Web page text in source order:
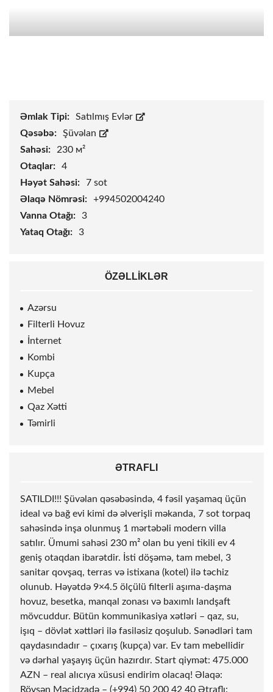
Əmlak Tipi:
Satılmış Evlər
Qəsəbə:
Şüvəlan
Sahəsi:
230 м²
Otaqlar:
4
Həyət Sahəsi:
7 sot
Əlaqə Nömrəsi:
+994502004240
Vanna Otağı:
3
Yataq Otağı:
3
ÖZƏLLIKLƏR
Azərsu
Filterli Hovuz
İnternet
Kombi
Kupça
Mebel
Qaz Xətti
Təmirli
ƏTRAFLI
SATILDI!!! Şüvəlan qəsəbəsində, 4 fəsil yaşamaq üçün
ideal və bağ evi kimi də əlverişli məkanda, 7 sot torpaq
sahəsində inşa olunmuş 1 mərtəbəli modern villa
satılır. Ümumi sahəsi 230 m² olan bu yeni tikili ev 4
geniş otaqdan ibarətdir. İsti döşəmə, tam mebel, 3
sanitar qovşaq, terras və istixana (kotel) ilə təchiz
olunub. Həyətdə 9×4.5 ölçülü filterli aşıma-daşma
hovuz, besetka, manqal zonası və baxımlı landşaft
mövcuddur. Bütün kommunikasiya xətləri – qaz, su,
işıq – dövlət xəttləri ilə fasiləsiz qoşulub. Sənədləri tam
qaydasındadır – çıxarış (kupça) var. Ev tam mebellidir
və dərhal yaşayış üçün hazırdır. Start qiymət: 475.000
AZN – real alıcıya xüsusi endirim olacaq! Əlaqə:
Rövşən Məcidzadə – (+994) 50 200 42 40 Ətraflı: